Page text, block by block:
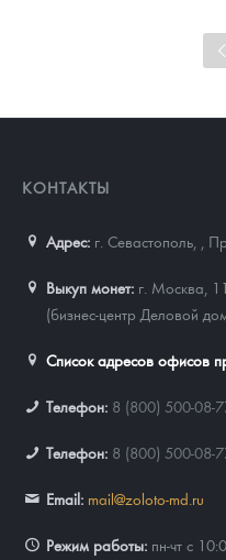
КОНТАКТЫ
Адрес: г. Севастополь,
Выкуп монет: г. Москва,
(бизнес-центр Деловой
Список адресов офисов
Телефон: 8 (800) 500-08-
Телефон: 8 (800) 500-08-
Email: mail@zoloto-md.ru
Режим работы: пн-чт с